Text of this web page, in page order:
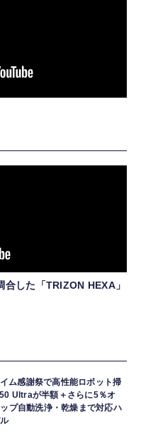
した「TRIZON HEXA」
ム感謝祭で高性能ロボット掃
Ultraが半額＋さらに5％オ
プ自動洗浄・乾燥まで対応ハ